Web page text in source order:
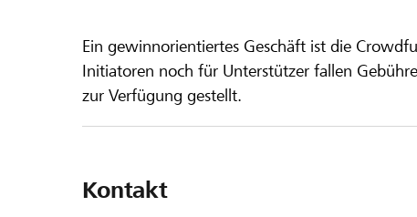
Ein gewinnorientiertes Geschäft ist die
Initiatoren noch für Unterstützer fallen
zur Verfügung gestellt.
Kontakt